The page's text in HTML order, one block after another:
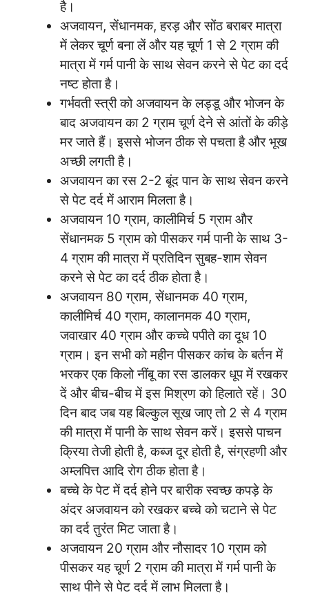
है।
अजवायन, सेंधानमक, हरड़ और सोंठ बराबर मात्रा
में लेकर चूर्ण बना लें और यह चूर्ण 1 से 2 ग्राम की
मात्रा में गर्म पानी के साथ सेवन करने से पेट का दर्द
नष्ट होता है।
गर्भवती स्त्री को अजवायन के लड्डू और भोजन के
बाद अजवायन का 2 ग्राम चूर्ण देने से आंतों के कीड़े
मर जाते हैं। इससे भोजन ठीक से पचता है और भूख
अच्छी लगती है।
अजवायन का रस 2-2 बूंद पान के साथ सेवन करने
से पेट दर्द में आराम मिलता है।
अजवायन 10 ग्राम, कालीमिर्च 5 ग्राम और
सेंधानमक 5 ग्राम को पीसकर गर्म पानी के साथ 3-
4 ग्राम की मात्रा में प्रतिदिन सुबह-शाम सेवन
करने से पेट का दर्द ठीक होता है।
अजवायन 80 ग्राम, सेंधानमक 40 ग्राम,
कालीमिर्च 40 ग्राम, कालानमक 40 ग्राम,
जवाखार 40 ग्राम और कच्चे पपीते का दूध 10
ग्राम। इन सभी को महीन पीसकर कांच के बर्तन में
भरकर एक किलो नींबू का रस डालकर धूप में रखकर
दें और बीच-बीच में इस मिश्रण को हिलाते रहें। 30
दिन बाद जब यह बिल्कुल सूख जाए तो 2 से 4 ग्राम
की मात्रा में पानी के साथ सेवन करें। इससे पाचन
क्रिया तेजी होती है, कब्ज दूर होती है, संग्रहणी और
अम्लपित्त आदि रोग ठीक होता है।
बच्चे के पेट में दर्द होने पर बारीक स्वच्छ कपड़े के
अंदर अजवायन को रखकर बच्चे को चटाने से पेट
का दर्द तुरंत मिट जाता है।
अजवायन 20 ग्राम और नौसादर 10 ग्राम को
पीसकर यह चूर्ण 2 ग्राम की मात्रा में गर्म पानी के
साथ पीने से पेट दर्द में लाभ मिलता है।